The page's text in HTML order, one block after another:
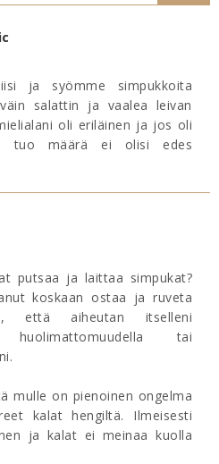
ja syömme simpukkoita
salattin ja vaalea leivan
oli eriläinen ja jos oli
tuo määrä ei olisi edes
putsaa ja laittaa simpukat?
koskaan ostaa ja ruveta
että aiheutan itselleni
huolimattomuudella tai
mulle on pienoinen ongelma
kalat hengiltä. Ilmeisesti
ja kalat ei meinaa kuolla